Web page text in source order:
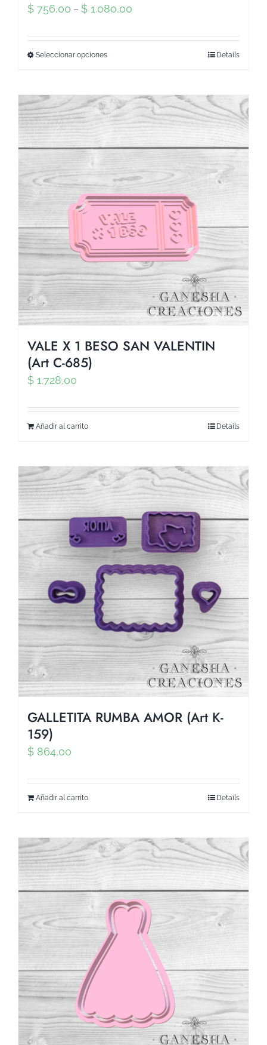
$ 756,00 – $ 1.080,00
Seleccionar opciones Details
VALE X 1 BESO SAN VALENTIN
(Art C-685)
$ 1.728,00
Añadir al carrito Details
GALLETITA RUMBA AMOR (Art K-
159)
$ 864,00
Añadir al carrito Details